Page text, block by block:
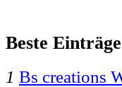
Beste
1 Bs creations